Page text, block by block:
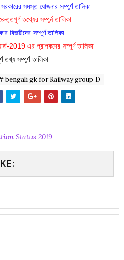
সমস্ত যোজনার সম্পুর্ণ তালিকা
তথ্যের সম্পুর্ন তালিকা
বিজয়ীদের সম্পুর্ণ তালিকা
2019 এর প্রাপকদের সম্পুর্ণ তালিকা
তথ্য সম্পুর্ণ তালিকা
bengali gk for Railway group D
Status 2019